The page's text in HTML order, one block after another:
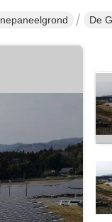
De